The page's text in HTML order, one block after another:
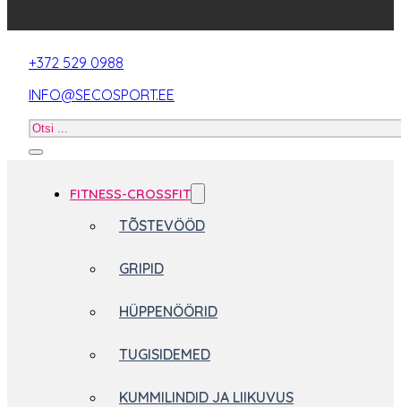
+372 529 0988
INFO@SECOSPORT.EE
Otsi
FITNESS-CROSSFIT
TÕSTEVÖÖD
GRIPID
HÜPPENÖÖRID
TUGISIDEMED
KUMMILINDID JA LIIKUVUS